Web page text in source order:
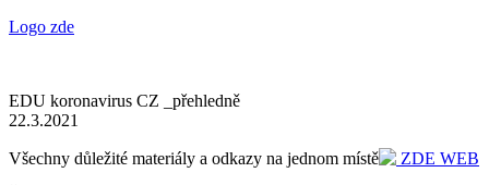
Logo zde
EDU koronavirus CZ _přehledně
22.3.2021
Všechny důležité materiály a odkazy na jednom místě
ZDE WEB